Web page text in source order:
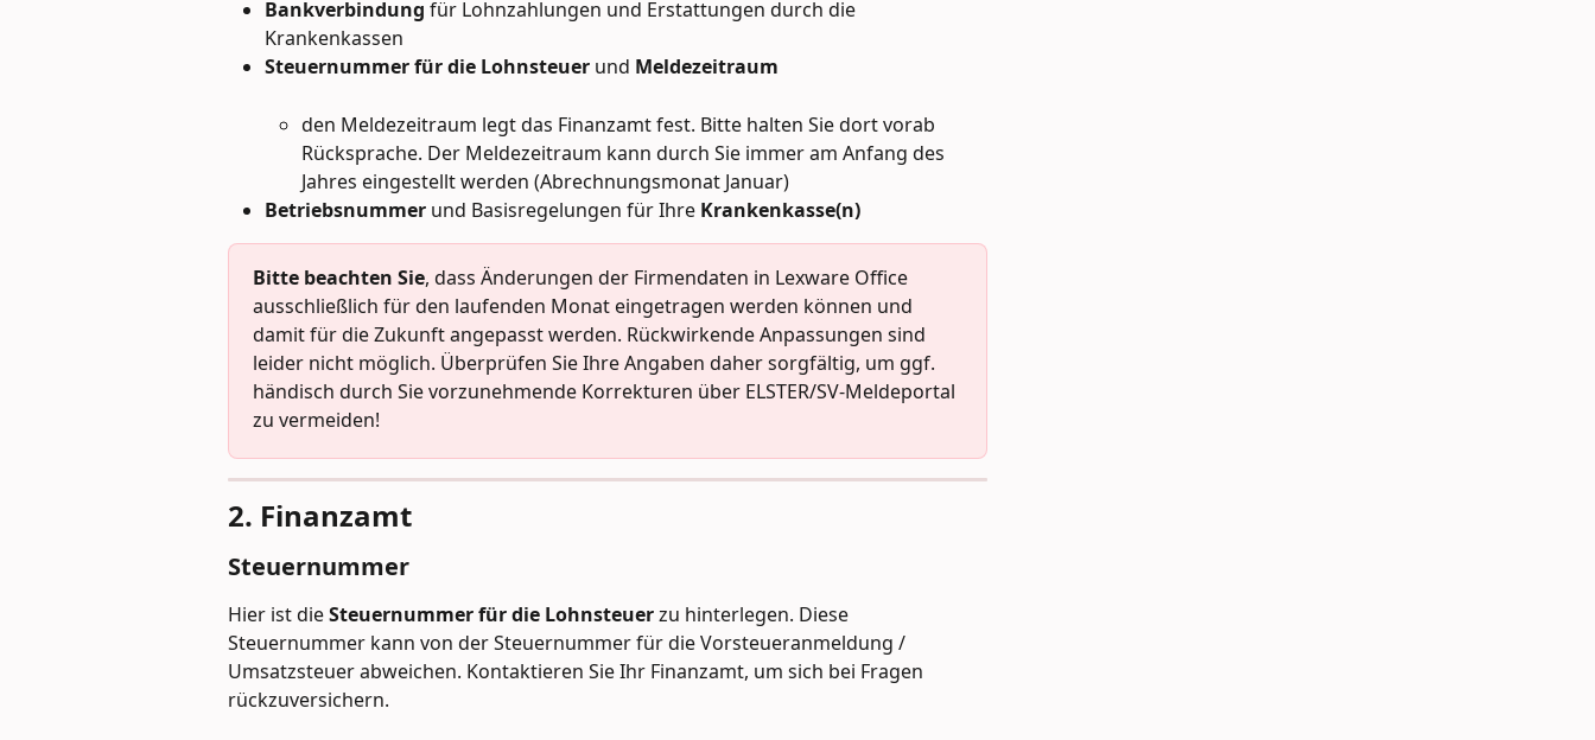
Bankverbindung für Lohnzahlungen und Erstattungen durch die
Krankenkassen
Steuernummer für die Lohnsteuer und Meldezeitraum
den Meldezeitraum legt das Finanzamt fest. Bitte halten Sie dort vorab
Rücksprache. Der Meldezeitraum kann durch Sie immer am Anfang des
Jahres eingestellt werden (Abrechnungsmonat Januar)
Betriebsnummer und Basisregelungen für Ihre Krankenkasse(n)
Bitte beachten Sie, dass Änderungen der Firmendaten in Lexware Office
ausschließlich für den laufenden Monat eingetragen werden können und
damit für die Zukunft angepasst werden. Rückwirkende Anpassungen sind
leider nicht möglich. Überprüfen Sie Ihre Angaben daher sorgfältig, um ggf.
händisch durch Sie vorzunehmende Korrekturen über ELSTER/SV-Meldeportal
zu vermeiden!
2. Finanzamt
Steuernummer
Hier ist die Steuernummer für die Lohnsteuer zu hinterlegen. Diese
Steuernummer kann von der Steuernummer für die Vorsteueranmeldung /
Umsatzsteuer abweichen. Kontaktieren Sie Ihr Finanzamt, um sich bei Fragen
rückzuversichern.